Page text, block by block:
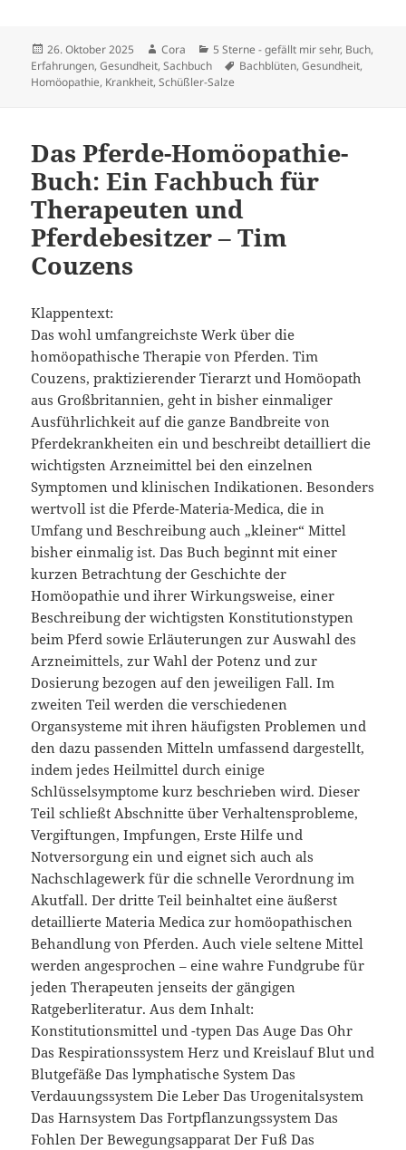
Veröffentlicht
am
26. Oktober 2025 Autor
Cora Kategorien
5 Sterne - gefällt mir sehr, Buch,
Erfahrungen,Gesundheit,Sachbuch Schlagwörter
Bachblüten,Gesundheit,
Homöopathie, Krankheit,Schüßler-Salze
Das Pferde-Homöopathie-
Buch: Ein Fachbuch für
Therapeuten und
Pferdebesitzer – Tim
Couzens
Klappentext:
Das wohl umfangreichste Werk über die
homöopathische Therapie von Pferden. Tim
Couzens, praktizierender Tierarzt und Homöopath
aus Großbritannien, geht in bisher einmaliger
Ausführlichkeit auf die ganze Bandbreite von
Pferdekrankheiten ein und beschreibt detailliert die
wichtigsten Arzneimittel bei den einzelnen
Symptomen und klinischen Indikationen. Besonders
wertvoll ist die Pferde-Materia-Medica, die in
Umfang und Beschreibung auch „kleiner“ Mittel
bisher einmalig ist. Das Buch beginnt mit einer
kurzen Betrachtung der Geschichte der
Homöopathie und ihrer Wirkungsweise, einer
Beschreibung der wichtigsten Konstitutionstypen
beim Pferd sowie Erläuterungen zur Auswahl des
Arzneimittels, zur Wahl der Potenz und zur
Dosierung bezogen auf den jeweiligen Fall. Im
zweiten Teil werden die verschiedenen
Organsysteme mit ihren häufigsten Problemen und
den dazu passenden Mitteln umfassend dargestellt,
indem jedes Heilmittel durch einige
Schlüsselsymptome kurz beschrieben wird. Dieser
Teil schließt Abschnitte über Verhaltensprobleme,
Vergiftungen, Impfungen, Erste Hilfe und
Notversorgung ein und eignet sich auch als
Nachschlagewerk für die schnelle Verordnung im
Akutfall. Der dritte Teil beinhaltet eine äußerst
detaillierte Materia Medica zur homöopathischen
Behandlung von Pferden. Auch viele seltene Mittel
werden angesprochen – eine wahre Fundgrube für
jeden Therapeuten jenseits der gängigen
Ratgeberliteratur. Aus dem Inhalt:
Konstitutionsmittel und -typen Das Auge Das Ohr
Das Respirationssystem Herz und Kreislauf Blut und
Blutgefäße Das lymphatische System Das
Verdauungssystem Die Leber Das Urogenitalsystem
Das Harnsystem Das Fortpflanzungssystem Das
Fohlen Der Bewegungsapparat Der Fuß Das